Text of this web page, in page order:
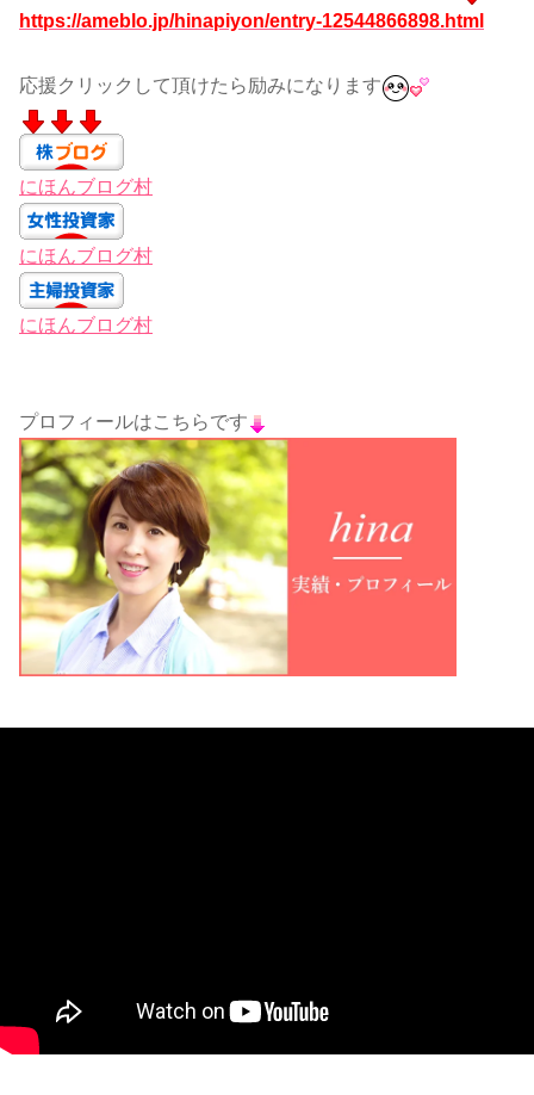
https://ameblo.jp/hinapiyon/entry-12544866898.html
応援クリックして頂けたら励みになります
にほんブログ村
にほんブログ村
にほんブログ村
プロフィールはこちらです